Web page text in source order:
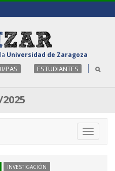
Universidad de Zaragoza
PAS ESTUDIANTES
Toggle
INVESTIGACIÓN